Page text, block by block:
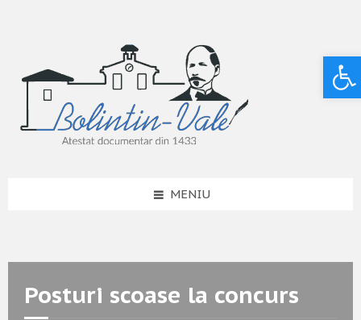
MENIU
Posturi scoase la concurs
Deschide bara de unelte